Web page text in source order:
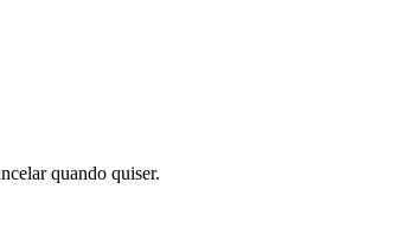
quando quiser.